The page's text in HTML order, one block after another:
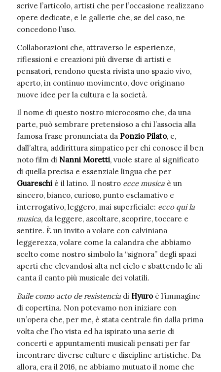
scrive l’articolo, artisti che per l’occasione realizzano
opere dedicate, e le gallerie che, se del caso, ne
concedono l’uso.
Collaborazioni che, attraverso le esperienze,
riflessioni e creazioni più diverse di artisti e
pensatori, rendono questa rivista uno spazio vivo,
aperto, in continuo movimento, dove originano
nuove idee per la cultura e la società.
Il nome di questo nostro microcosmo che, da una
parte, può sembrare pretensioso a chi l’associa alla
famosa frase pronunciata da Ponzio Pilato, e,
dall’altra, addirittura simpatico per chi conosce il ben
noto film di Nanni Moretti, vuole stare al significato
di quella precisa e essenziale lingua che per
Guareschiè il latino. Il nostro ecce musicaè un
sincero, bianco, curioso, punto esclamativo e
interrogativo, leggero, mai superficiale: ecco qui la
musica, da leggere, ascoltare, scoprire, toccare e
sentire. È un invito a volare con calviniana
leggerezza, volare come la calandra che abbiamo
scelto come nostro simbolo la “signora” degli spazi
aperti che elevandosi alta nel cielo e sbattendo le ali
canta il canto più musicale dei volatili.
Baile como acto de resistenciadi Hyuroè l’immagine
di copertina. Non potevamo non iniziare con
un’opera che, per me, è stata centrale fin dalla prima
volta che l’ho vista ed ha ispirato una serie di
concerti e appuntamenti musicali pensati per far
incontrare diverse culture e discipline artistiche. Da
allora, era il 2016, ne abbiamo mutuato il nome che